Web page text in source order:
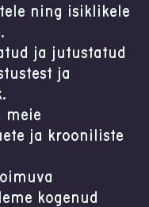
ning isiklikele
ja jutustatud
ja
meie
ja krooniliste
kogenud